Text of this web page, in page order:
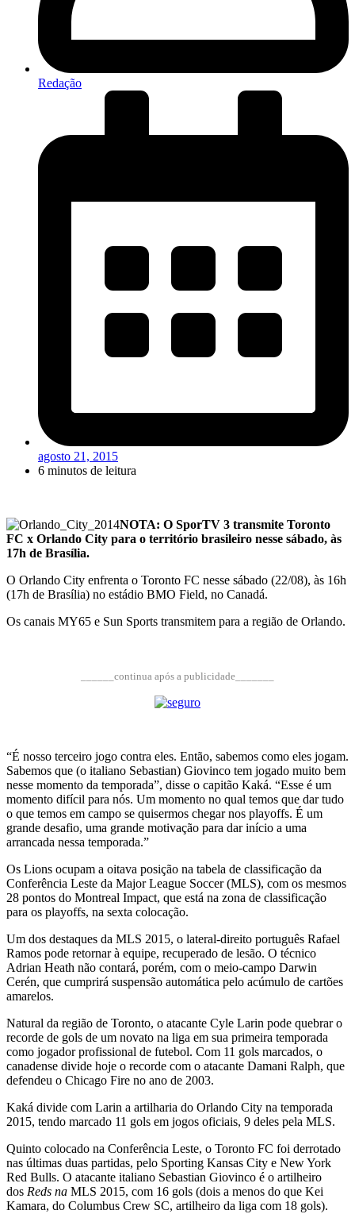
Redação
agosto 21, 2015
6 minutos de leitura
NOTA: O SporTV 3 transmite Toronto
FC x Orlando City para o território brasileiro nesse sábado, às
17h de Brasília.
O Orlando City enfrenta o Toronto FC nesse sábado (22/08), às 16h
(17h de Brasília) no estádio BMO Field, no Canadá.
Os canais MY65 e Sun Sports transmitem para a região de Orlando.
______continua após a publicidade_______
“É nosso terceiro jogo contra eles. Então, sabemos como eles jogam.
Sabemos que (o italiano Sebastian) Giovinco tem jogado muito bem
nesse momento da temporada”, disse o capitão Kaká. “Esse é um
momento difícil para nós. Um momento no qual temos que dar tudo
o que temos em campo se quisermos chegar nos playoffs. É um
grande desafio, uma grande motivação para dar início a uma
arrancada nessa temporada.”
Os Lions ocupam a oitava posição na tabela de classificação da
Conferência Leste da Major League Soccer (MLS), com os mesmos
28 pontos do Montreal Impact, que está na zona de classificação
para os playoffs, na sexta colocação.
Um dos destaques da MLS 2015, o lateral-direito português Rafael
Ramos pode retornar à equipe, recuperado de lesão. O técnico
Adrian Heath não contará, porém, com o meio-campo Darwin
Cerén, que cumprirá suspensão automática pelo acúmulo de cartões
amarelos.
Natural da região de Toronto, o atacante Cyle Larin pode quebrar o
recorde de gols de um novato na liga em sua primeira temporada
como jogador profissional de futebol. Com 11 gols marcados, o
canadense divide hoje o recorde com o atacante Damani Ralph, que
defendeu o Chicago Fire no ano de 2003.
Kaká divide com Larin a artilharia do Orlando City na temporada
2015, tendo marcado 11 gols em jogos oficiais, 9 deles pela MLS.
Quinto colocado na Conferência Leste, o Toronto FC foi derrotado
nas últimas duas partidas, pelo Sporting Kansas City e New York
Red Bulls. O atacante italiano Sebastian Giovinco é o artilheiro
dos Reds na MLS 2015, com 16 gols (dois a menos do que Kei
Kamara, do Columbus Crew SC, artilheiro da liga com 18 gols).